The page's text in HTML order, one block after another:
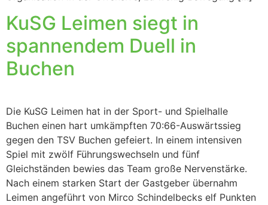
KuSG Leimen siegt in
spannendem Duell in
Buchen
Die KuSG Leimen hat in der Sport- und Spielhalle
Buchen einen hart umkämpften 70:66-Auswärtssieg
gegen den TSV Buchen gefeiert. In einem intensiven
Spiel mit zwölf Führungswechseln und fünf
Gleichständen bewies das Team große Nervenstärke.
Nach einem starken Start der Gastgeber übernahm
Leimen angeführt von Mirco Schindelbecks elf Punkten